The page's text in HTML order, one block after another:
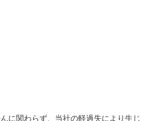
に関わらず、当社の軽過失により生